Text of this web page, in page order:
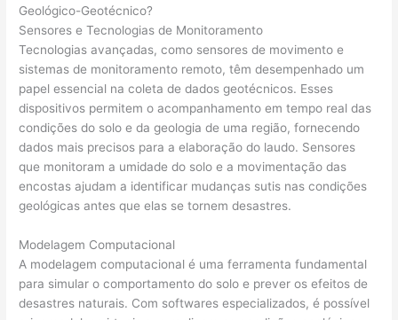
Geológico-Geotécnico?
Sensores e Tecnologias de Monitoramento
Tecnologias avançadas, como sensores de movimento e
sistemas de monitoramento remoto, têm desempenhado um
papel essencial na coleta de dados geotécnicos. Esses
dispositivos permitem o acompanhamento em tempo real das
condições do solo e da geologia de uma região, fornecendo
dados mais precisos para a elaboração do laudo. Sensores
que monitoram a umidade do solo e a movimentação das
encostas ajudam a identificar mudanças sutis nas condições
geológicas antes que elas se tornem desastres.
Modelagem Computacional
A modelagem computacional é uma ferramenta fundamental
para simular o comportamento do solo e prever os efeitos de
desastres naturais. Com softwares especializados, é possível